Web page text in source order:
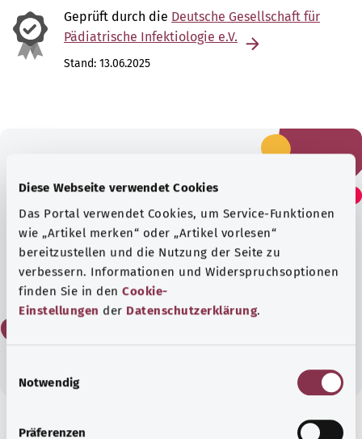
Diese Webseite verwendet Cookies
Das Portal verwendet Cookies, um Service-Funktionen
wie „Artikel merken“ oder „Artikel vorlesen“
bereitzustellen und die Nutzung der Seite zu
verbessern. Informationen und Widerspruchsoptionen
finden Sie in den Cookie-
Einstellungen der Datenschutzerklärung.
Notwendig
Präferenzen
Geprüft durch die Deutsche Gesellschaft für
Pädiatrische Infektiologie e.V.
Stand: 13.06.2025
Fanden Sie diesen Artikel
hilfreich?
Ja